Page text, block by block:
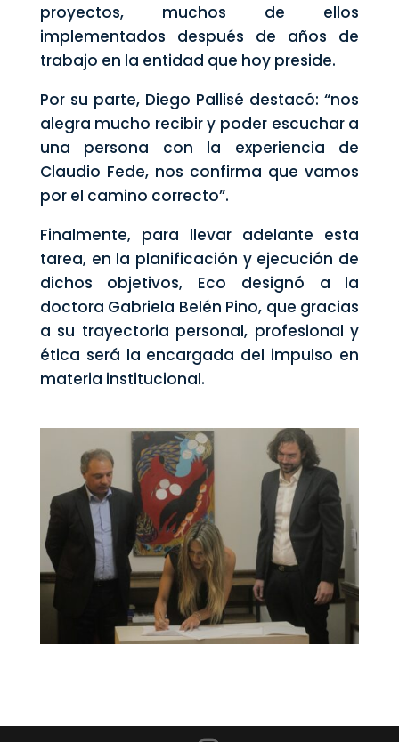
proyectos, muchos de ellos
implementados después de años de
trabajo en la entidad que hoy preside.
Por su parte, Diego Pallisé destacó: “nos
alegra mucho recibir y poder escuchar a
una persona con la experiencia de
Claudio Fede, nos confirma que vamos
por el camino correcto”.
Finalmente, para llevar adelante esta
tarea, en la planificación y ejecución de
dichos objetivos, Eco designó a la
doctora Gabriela Belén Pino, que gracias
a su trayectoria personal, profesional y
ética será la encargada del impulso en
materia institucional.